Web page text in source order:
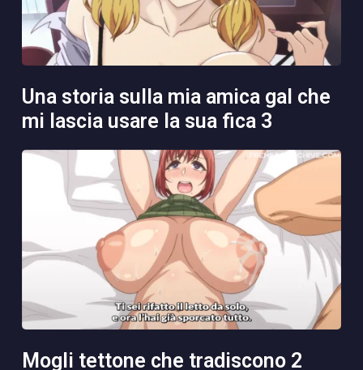
una storia sulla mia amica gal che
mi lascia usare la sua fica 3
mogli tettone che tradiscono 2